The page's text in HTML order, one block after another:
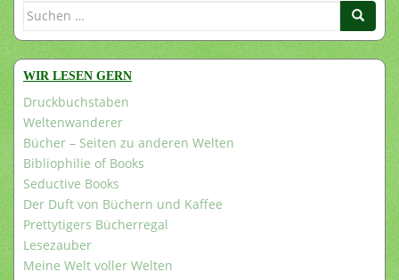
Suchen
WIR LESEN GERN
Druckbuchstaben
Weltenwanderer
Bücher – Seiten zu anderen Welten
Bibliophilie of Books
Seductive Books
Der Duft von Büchern und Kaffee
Prettytigers Bücherregal
Lesezauber
Meine Welt voller Welten